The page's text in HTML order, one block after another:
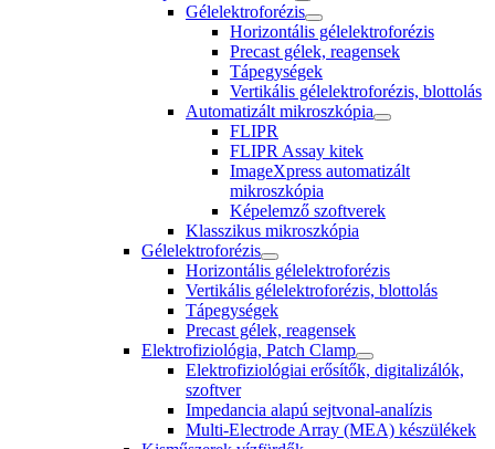
Gélelektroforézis
Horizontális gélelektroforézis
Precast gélek, reagensek
Tápegységek
Vertikális gélelektroforézis, blottolás
Automatizált mikroszkópia
FLIPR
FLIPR Assay kitek
ImageXpress automatizált
mikroszkópia
Képelemző szoftverek
Klasszikus mikroszkópia
Gélelektroforézis
Horizontális gélelektroforézis
Vertikális gélelektroforézis, blottolás
Tápegységek
Precast gélek, reagensek
Elektrofiziológia, Patch Clamp
Elektrofiziológiai erősítők, digitalizálók,
szoftver
Impedancia alapú sejtvonal-analízis
Multi-Electrode Array (MEA) készülékek